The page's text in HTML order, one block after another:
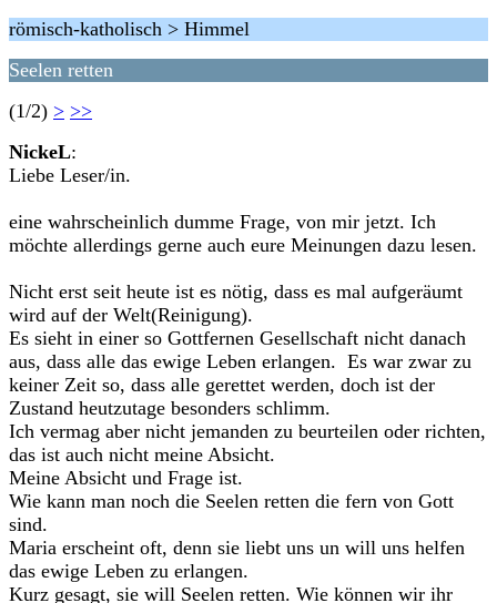
römisch-katholisch > Himmel
Seelen retten
(1/2) > >>
NickeL:
Liebe Leser/in.
eine wahrscheinlich dumme Frage, von mir jetzt. Ich
möchte allerdings gerne auch eure Meinungen dazu lesen.
Nicht erst seit heute ist es nötig, dass es mal aufgeräumt
wird auf der Welt(Reinigung).
Es sieht in einer so Gottfernen Gesellschaft nicht danach
aus, dass alle das ewige Leben erlangen. Es war zwar zu
keiner Zeit so, dass alle gerettet werden, doch ist der
Zustand heutzutage besonders schlimm.
Ich vermag aber nicht jemanden zu beurteilen oder richten,
das ist auch nicht meine Absicht.
Meine Absicht und Frage ist.
Wie kann man noch die Seelen retten die fern von Gott
sind.
Maria erscheint oft, denn sie liebt uns un will uns helfen
das ewige Leben zu erlangen.
Kurz gesagt, sie will Seelen retten. Wie können wir ihr